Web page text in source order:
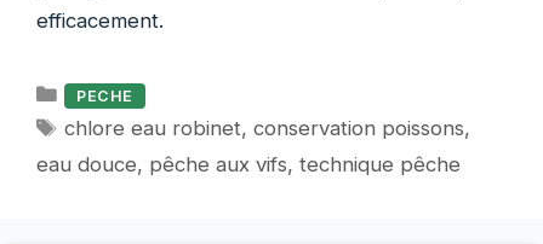
efficacement.
Catégories
PECHE
Étiquettes
chlore eau robinet,conservation poissons,
eau douce, pêche aux vifs, technique pêche